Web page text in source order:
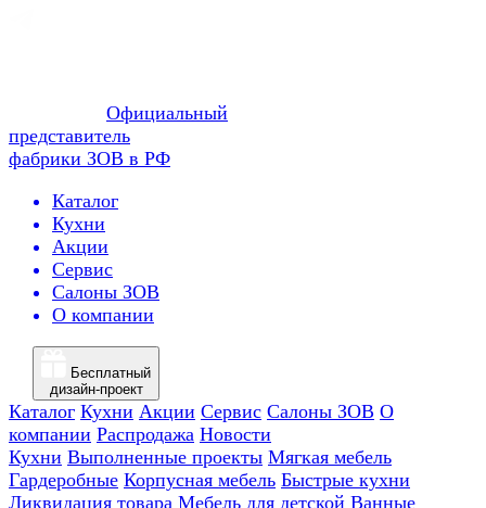
Официальный
представитель
фабрики ЗОВ в РФ
Каталог
Кухни
Акции
Сервис
Салоны ЗОВ
О компании
Бесплатный
дизайн-проект
Каталог Кухни Акции Сервис Салоны ЗОВ О
компании Распродажа Новости
Кухни Выполненные проекты Мягкая мебель
Гардеробные Корпусная мебель Быстрые кухни
Ликвидация товара Мебель для детской Ванные